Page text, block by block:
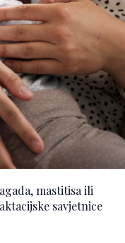
mastitisa ili
savjetnice